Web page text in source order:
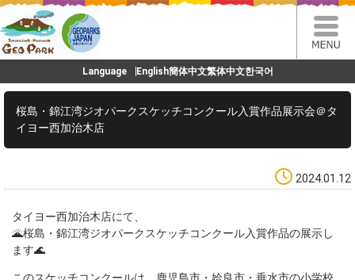
Language English簡体中文繁体中文한국어
桜島・錦江湾ジオパークスケッチコンクール入賞作品展示会＠タ
イヨー西加治木店
2024.01.12
タイヨー西加治木店にて、
🌋桜島・錦江湾ジオパークスケッチコンクール入賞作品の展示し
ます🌊